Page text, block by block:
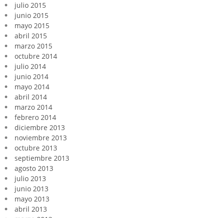
julio 2015
junio 2015
mayo 2015
abril 2015
marzo 2015
octubre 2014
julio 2014
junio 2014
mayo 2014
abril 2014
marzo 2014
febrero 2014
diciembre 2013
noviembre 2013
octubre 2013
septiembre 2013
agosto 2013
julio 2013
junio 2013
mayo 2013
abril 2013